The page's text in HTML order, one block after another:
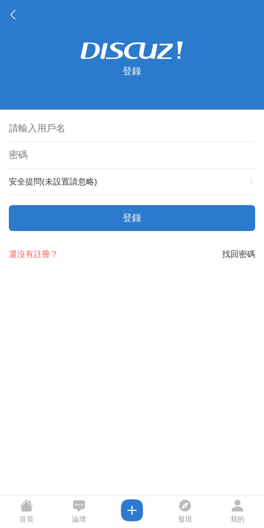
登錄
安全提問(未設置請忽略)
登錄
找回密碼
還沒有註冊？
首頁 論壇 發現 我的